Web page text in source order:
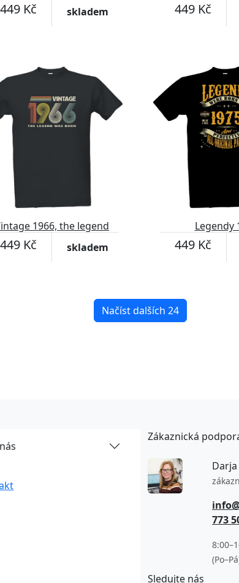
449 Kč skladem 449 Kč
1966, the legend
was born
449 Kč skladem
Legendy
449 Kč
Načíst dalších 24
Zákaznická
773
Sledujte nás